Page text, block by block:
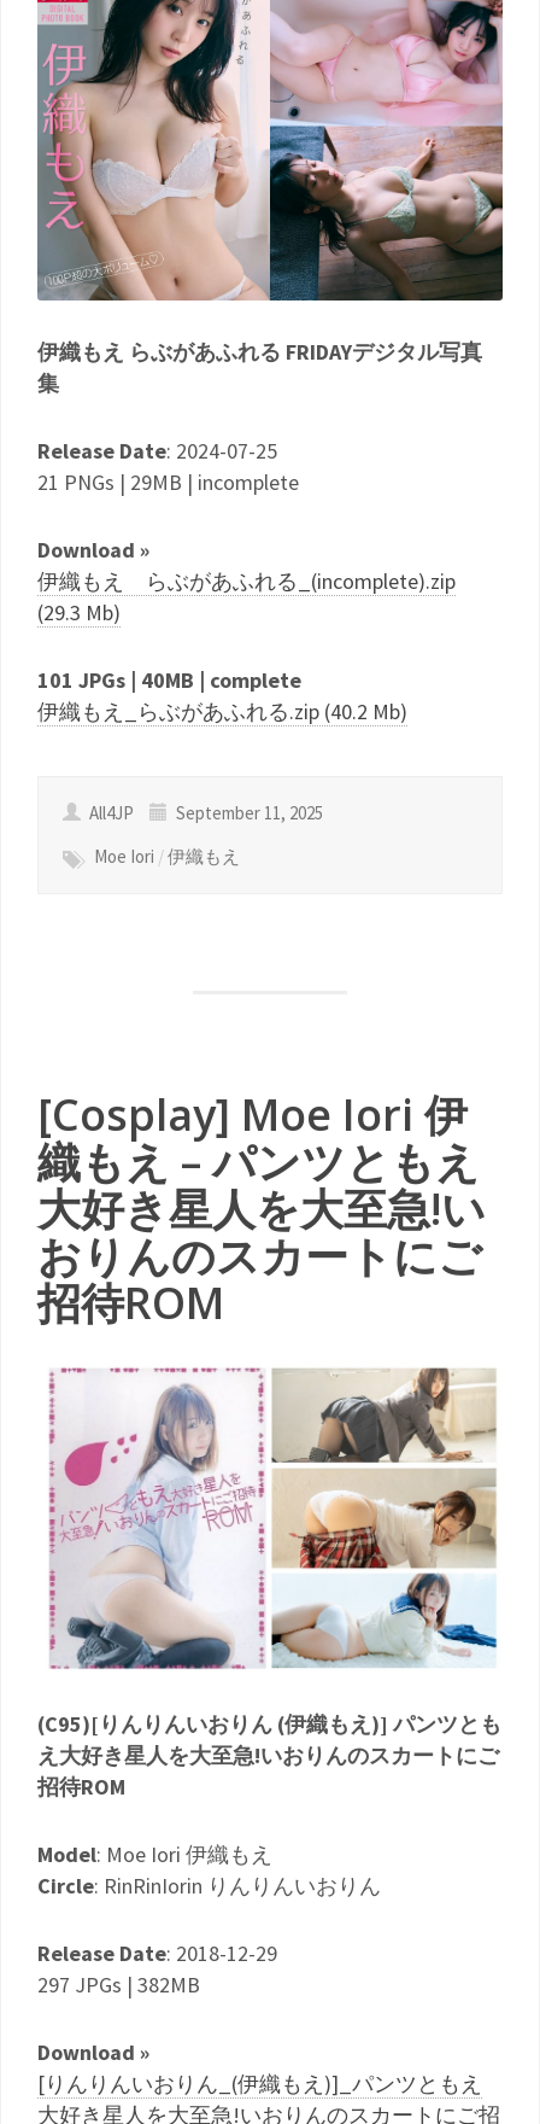
伊織もえ らぶがあふれる FRIDAYデジタル写真
集
Release Date: 2024-07-25
21 PNGs | 29MB | incomplete
Download »
伊織もえ らぶがあふれる_(incomplete).zip
(29.3 Mb)
101 JPGs | 40MB | complete
伊織もえ_らぶがあふれる.zip (40.2 Mb)
All4JP
September 11, 2025
Moe Iori /伊織もえ
[Cosplay] Moe Iori 伊
織もえ – パンツともえ
大好き星人を大至急!い
おりんのスカートにご
招待ROM
(C95)[りんりんいおりん (伊織もえ)] パンツとも
え大好き星人を大至急!いおりんのスカートにご
招待ROM
Model: Moe Iori 伊織もえ
Circle: RinRinIorin りんりんいおりん
Release Date: 2018-12-29
297 JPGs | 382MB
Download »
[りんりんいおりん_(伊織もえ)]_パンツともえ
大好き星人を大至急!いおりんのスカートにご招